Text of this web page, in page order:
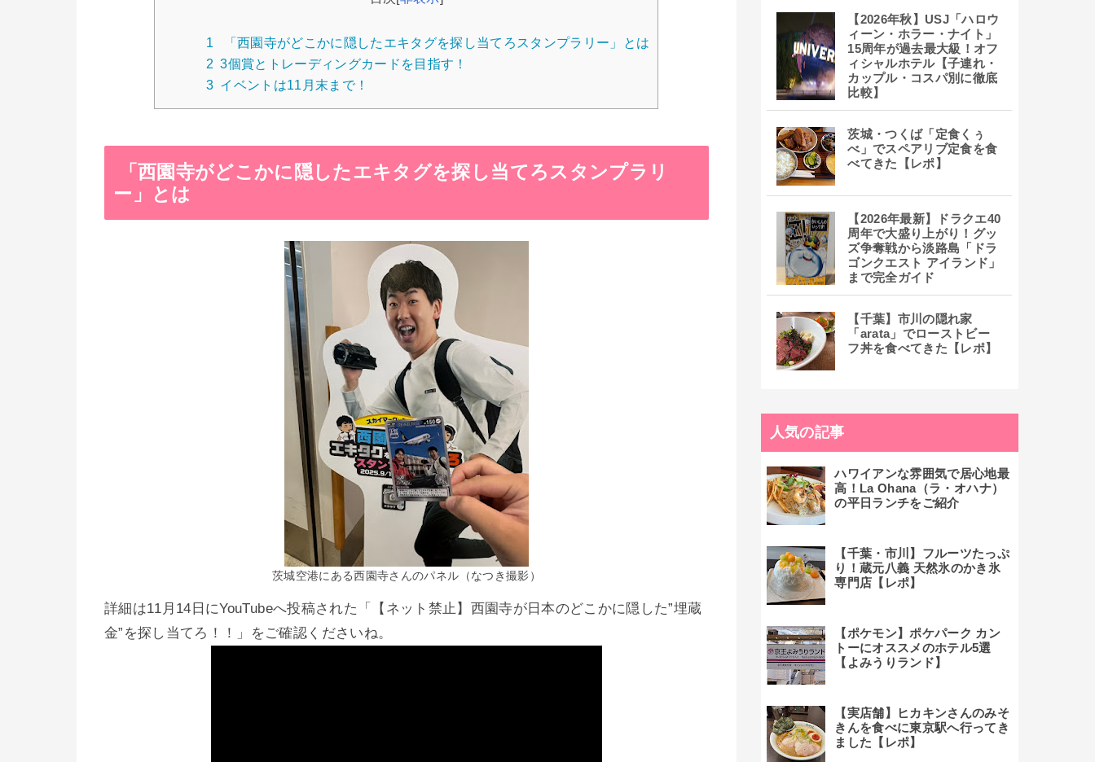
1
「西園寺がどこかに隠したエキタグを探し当てろスタンプラリー」とは
2 3個賞とトレーディングカードを目指す！
3 イベントは11月末まで！
「西園寺がどこかに隠したエキタグを探し当てろスタンプラリ
ー」とは
茨城空港にある西園寺さんのパネル（なつき撮影）
詳細は11月14日にYouTubeへ投稿された「【ネット禁止】西園寺が日本のどこかに隠した”埋蔵
金”を探し当てろ！！」をご確認くださいね。
【2026年秋】USJ「ハロウ
ィーン・ホラー・ナイト」
15周年が過去最大級！オフ
ィシャルホテル【子連れ・
カップル・コスパ別に徹底
比較】
茨城・つくば「定食くぅ
べ」でスペアリブ定食を食
べてきた【レポ】
【2026年最新】ドラクエ40
周年で大盛り上がり！グッ
ズ争奪戦から淡路島「ドラ
ゴンクエスト アイランド」
まで完全ガイド
【千葉】市川の隠れ家
「arata」でローストビー
フ丼を食べてきた【レポ】
人気の記事
ハワイアンな雰囲気で居心地最
高！La Ohana（ラ・オハナ）
の平日ランチをご紹介
【千葉・市川】フルーツたっぷ
り！蔵元八義 天然氷のかき氷
専門店【レポ】
【ポケモン】ポケパーク カン
トーにオススメのホテル5選
【よみうりランド】
【実店舗】ヒカキンさんのみそ
きんを食べに東京駅へ行ってき
ました【レポ】